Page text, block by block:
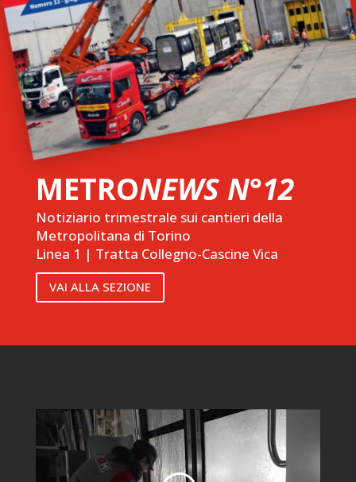
METRONEWS N°12
Notiziario trimestrale sui cantieri della
Metropolitana di Torino
Linea 1 | Tratta Collegno-Cascine Vica
VAI ALLA SEZIONE